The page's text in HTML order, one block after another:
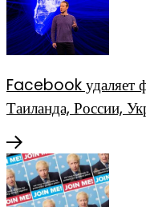
Facebook удаляет
Таиланда, России,